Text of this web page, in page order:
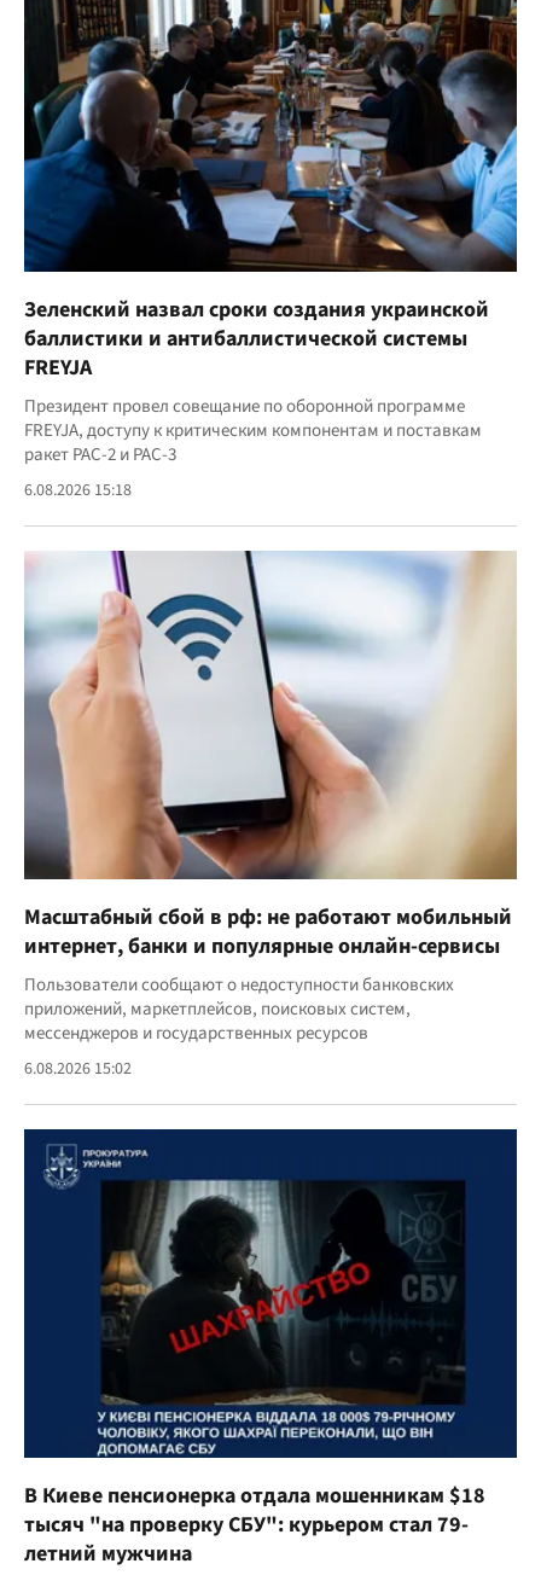
Зеленский назвал сроки создания украинской
баллистики и антибаллистической системы
FREYJA
Президент провел совещание по оборонной программе
FREYJA, доступу к критическим компонентам и поставкам
ракет PAC-2 и PAC-3
6.08.2026 15:18
Масштабный сбой в рф: не работают мобильный
интернет, банки и популярные онлайн-сервисы
Пользователи сообщают о недоступности банковских
приложений, маркетплейсов, поисковых систем,
мессенджеров и государственных ресурсов
6.08.2026 15:02
В Киеве пенсионерка отдала мошенникам $18
тысяч "на проверку СБУ": курьером стал 79-
летний мужчина